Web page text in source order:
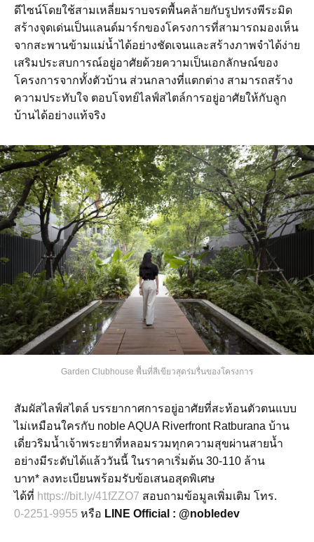
ดีไซน์โดยใช้สามเหลี่ยมราบจรดพื้นคล้ายกับรูปทรงพีระมิด
สร้างจุดเด่นเป็นแลนด์มาร์กของโครงการที่สามารถมองเห็น
จากสะพานข้ามแม่น้ำได้อย่างชัดเจนและสร้างภาพจำได้ง่าย
เสริมประสบการณ์อยู่อาศัยด้วยความเป็นเอกลักษณ์ของ
โครงการจากทั้งตัวบ้าน ส่วนกลางที่แตกต่าง สามารถสร้าง
ความประทับใจ ตอบโจทย์ไลฟ์สไตล์การอยู่อาศัยให้กับลูก
บ้านได้อย่างแท้จริง
Garden Clubhouse พื้นที่สีเขียวสุดร่มรื่นของโครงการ
สัมผัสไลฟ์สไตล์ บรรยากาศการอยู่อาศัยที่สะท้อนตัวตนแบบ
ไม่เหมือนใครกับ noble AQUA Riverfront Ratburana บ้าน
เดี่ยวริมน้ำเจ้าพระยาที่หลอมรวมทุกความสุขผ่านสายน้ำ
อย่างมีระดับได้แล้ววันนี้ ในราคาเริ่มต้น 30-110 ล้าน
บาท* ลงทะเบียนพร้อมรับข้อเสนอสุดพิเศษ
ได้ที่ https://bit.ly/41fZZO7 สอบถามข้อมูลเพิ่มเติม โทร.
0-2251-9955 หรือ LINE Official : @nobledev